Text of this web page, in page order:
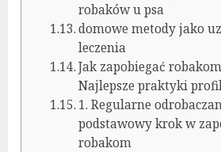
robaków u psa
domowe metody jako
leczenia
Jak zapobiegać
Najlepsze praktyki
1. Regularne
podstawowy krok w
robakom